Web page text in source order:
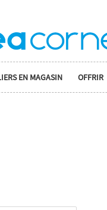
EN MAGASIN OFFRIR